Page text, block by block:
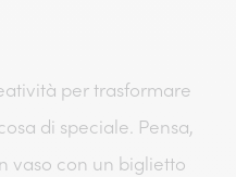
per trasformare
di speciale. Pensa,
vaso con un biglietto